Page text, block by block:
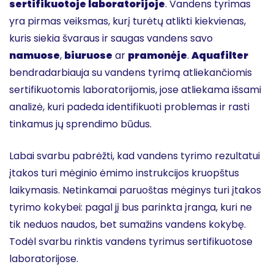
sertifikuotoje laboratorijoje. Vandens tyrimas
yra pirmas veiksmas, kurį turėtų atlikti kiekvienas,
kuris siekia švaraus ir saugas vandens savo
namuose, biuruose ar pramonėje. Aquafilter
bendradarbiauja su vandens tyrimą atliekančiomis
sertifikuotomis laboratorijomis, jose atliekama išsami
analizė, kuri padeda identifikuoti problemas ir rasti
tinkamus jų sprendimo būdus.
Labai svarbu pabrėžti, kad vandens tyrimo rezultatui
įtakos turi mėginio ėmimo instrukcijos kruopštus
laikymasis. Netinkamai paruoštas mėginys turi įtakos
tyrimo kokybei: pagal jį bus parinkta įranga, kuri ne
tik neduos naudos, bet sumažins vandens kokybę.
Todėl svarbu rinktis vandens tyrimus sertifikuotose
laboratorijose.